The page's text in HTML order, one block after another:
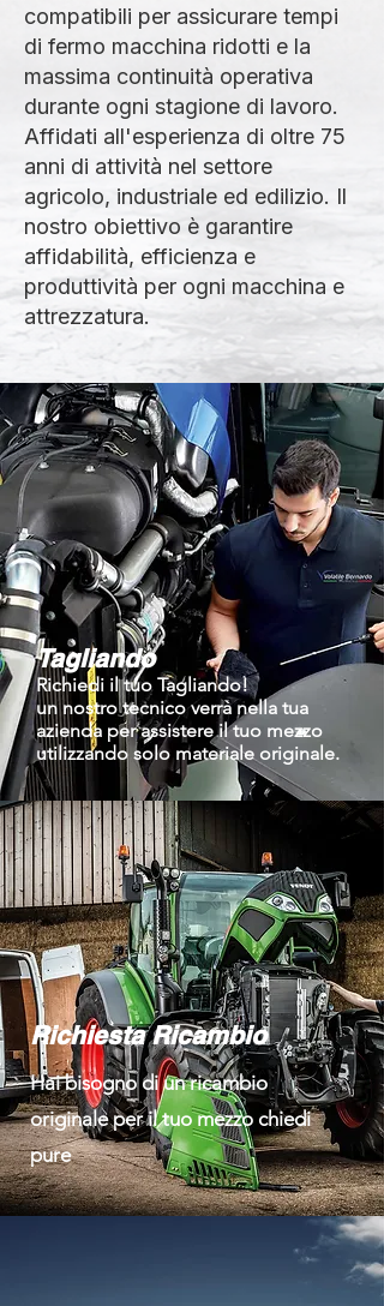
compatibili per assicurare tempi
di fermo macchina ridotti e la
massima continuità operativa
durante ogni stagione di lavoro.
Affidati all'esperienza di oltre 75
anni di attività nel settore
agricolo, industriale ed edilizio. Il
nostro obiettivo è garantire
affidabilità, efficienza e
produttività per ogni macchina e
attrezzatura.
Tagliando
Richiedi il tuo Tagliando!
un nostro tecnico verrà nella tua
azienda per assistere il tuo mezzo
utilizzando solo materiale originale.
Richiesta Ricambio
Haibisognodi un ricambio
originale per il tuo mezzo chiedi
pure